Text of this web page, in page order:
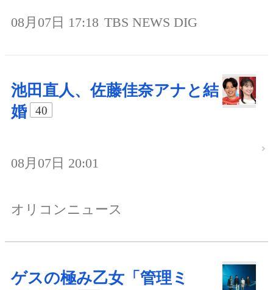
08月07日 17:18 TBS NEWS DIG
池田直人、佐藤佳奈アナと結
婚
40
08月07日 20:01
オリコンニュース
ゲスの極み乙女「管理ミ